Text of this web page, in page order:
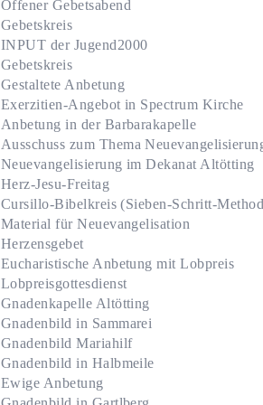
Offener Gebetsabend
Gebetskreis
INPUT der Jugend2000
Gebetskreis
Gestaltete Anbetung
Exerzitien-Angebot in Spectrum Kirche
Anbetung in der Barbarakapelle
Ausschuss zum Thema
Neuevangelisierung im Dekanat Altötting
Herz-Jesu-Freitag
Cursillo-Bibelkreis (Sieben-Schritt-
Material für Neuevangelisation
Herzensgebet
Eucharistische Anbetung mit Lobpreis
Lobpreisgottesdienst
Gnadenkapelle Altötting
Gnadenbild in Sammarei
Gnadenbild Mariahilf
Gnadenbild in Halbmeile
Ewige Anbetung